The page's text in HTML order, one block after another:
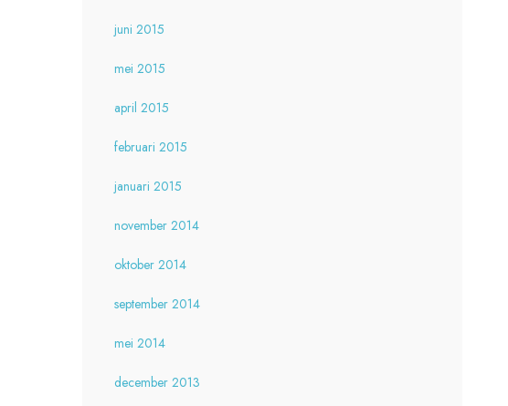
juni 2015
mei 2015
april 2015
februari 2015
januari 2015
november 2014
oktober 2014
september 2014
mei 2014
december 2013